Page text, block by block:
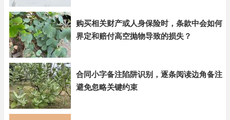
购买相关财产或人身保险时，条款中会如何
界定和赔付高空抛物导致的损失？
合同小字备注陷阱识别，逐条阅读边角备注
避免忽略关键约束